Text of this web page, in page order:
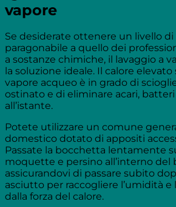
vapore
Se desiderate ottenere un livello di
paragonabile a quello dei
a sostanze chimiche, il lavaggio a
la soluzione ideale. Il calore
vapore acqueo è in grado di
ostinato e di eliminare acari,
all’istante.
Potete utilizzare un comune
domestico dotato di appositi
Passate la bocchetta lentamente
moquette e persino all’interno del
assicurandovi di passare subito
asciutto per raccogliere l’umidità
dalla forza del calore.